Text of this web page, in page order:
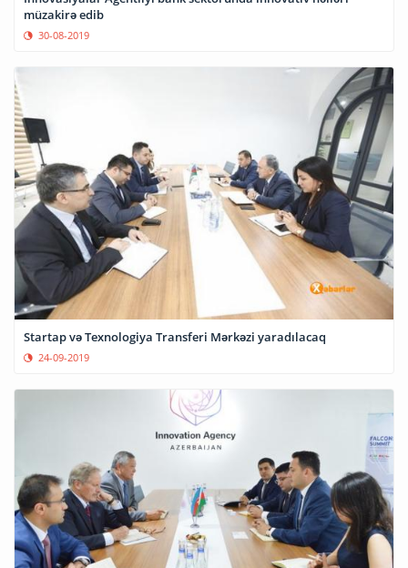
müzakirə edib
30-08-2019
Startap və Texnologiya Transferi Mərkəzi yaradılacaq
24-09-2019